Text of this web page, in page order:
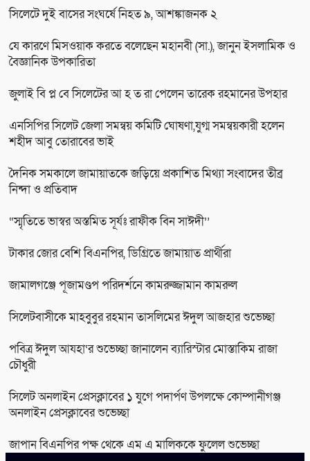
সিলেটে দুই বাসের সংঘর্ষে নিহত ৯, আশঙ্কাজনক ২
যে কারণে মিসওয়াক করতে বলেছেন মহানবী (সা.), জানুন ইসলামিক ও
বৈজ্ঞানিক উপকারিতা
জুলাই বি প্ল বে সিলেটের আ হ ত রা পেলেন তারেক রহমানের উপহার
এনসিপির সিলেট জেলা সমন্বয় কমিটি ঘোষণা,যুগ্ম সমন্বয়কারী হলেন
শহীদ আবু তোরাবের ভাই
দৈনিক সমকালে জামায়াতকে জড়িয়ে প্রকাশিত মিথ্যা সংবাদের তীব্র
নিন্দা ও প্রতিবাদ
“স্মৃতিতে ভাস্বর অস্তমিত সূর্যঃ রাফীক বিন সাঈদী’’
টাকার জোর বেশি বিএনপির, ডিগ্রিতে জামায়াত প্রার্থীরা
জামালগঞ্জে পূজামণ্ডপ পরিদর্শনে কামরুজ্জামান কামরুল
সিলেটবাসীকে মাহবুবুর রহমান তাসলিমের ঈদুল আজহার শুভেচ্ছা
পবিত্র ঈদুল আযহা‘র শুভেচ্ছা জানালেন ব্যারিস্টার মোস্তাকিম রাজা
চৌধুরী
সিলেট অনলাইন প্রেসক্লাবের ১ যুগে পদার্পণ উপলক্ষে কোম্পানীগঞ্জ
অনলাইন প্রেসক্লাবের শুভেচ্ছা
জাপান বিএনপির পক্ষ থেকে এম এ মালিককে ফুলেল শুভেচ্ছা